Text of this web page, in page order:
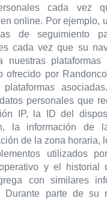
cada vez
online. Por ejemplo,
de seguimiento
cada vez que su
nuestras
ofrecido por
personales que
IP, la ID del
la información de
de la zona horaria,
utilizados
y el historial
con similares
Durante parte de su